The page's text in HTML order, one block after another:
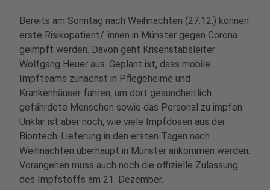
Bereits am Sonntag nach Weihnachten (27.12.) können
erste Risikopatient/-innen in Münster gegen Corona
geimpft werden. Davon geht Krisenstabsleiter
Wolfgang Heuer aus. Geplant ist, dass mobile
Impfteams zunächst in Pflegeheime und
Krankenhäuser fahren, um dort gesundheitlich
gefährdete Menschen sowie das Personal zu impfen.
Unklar ist aber noch, wie viele Impfdosen aus der
Biontech-Lieferung in den ersten Tagen nach
Weihnachten überhaupt in Münster ankommen werden.
Vorangehen muss auch noch die offizielle Zulassung
des Impfstoffs am 21. Dezember.